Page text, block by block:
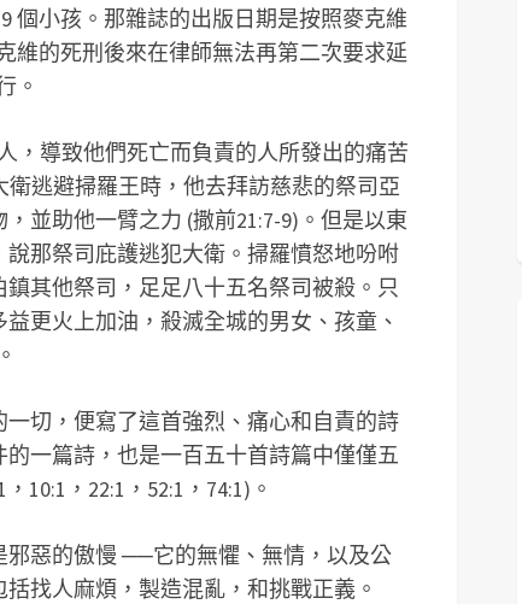
個小孩。那雜誌的出版日期是按照麥克維
維的死刑後來在律師無法再第二次要求延
。
，導致他們死亡而負責的人所發出的痛苦
衛逃避掃羅王時，他去拜訪慈悲的祭司亞
並助他一臂之力 (撒前21:7-9)。但是以東
那祭司庇護逃犯大衛。掃羅憤怒地吩咐
其他祭司，足足八十五名祭司被殺。只
更火上加油，殺滅全城的男女、孩童、
切，便寫了這首強烈、痛心和自責的詩
一篇詩，也是一百五十首詩篇中僅僅五
10:1，22:1，52:1，74:1)。
惡的傲慢 ──它的無懼、無情，以及公
找人麻煩，製造混亂，和挑戰正義。